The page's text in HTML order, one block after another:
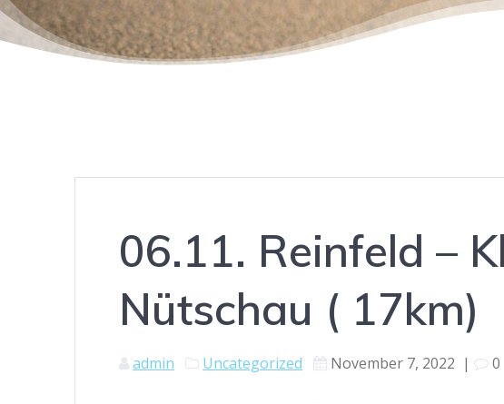
06.11. Reinfeld –
Nütschau ( 17km)
admin Uncategorized November 7, 2022 | 0